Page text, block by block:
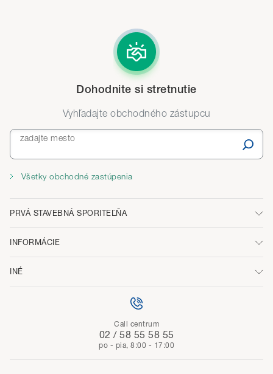
Dohodnite si stretnutie
Vyhľadajte obchodného zástupcu
zadajte mesto
Všetky obchodné zastúpenia
PRVÁ STAVEBNÁ SPORITEĽŇA
INFORMÁCIE
INÉ
Call centrum
02 / 58 55 58 55
po - pia, 8:00 - 17:00